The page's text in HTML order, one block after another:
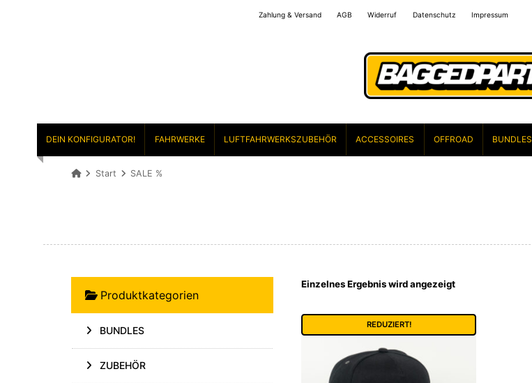
Zahlung & Versand AGB Widerruf Datenschutz Impressum
DEIN KONFIGURATOR! FAHRWERKE LUFTFAHRWERKSZUBEHÖR ACCESSOIRES OFFROAD BUNDLES
Start SALE %
Einzelnes Ergebnis wird angezeigt
REDUZIERT!
Produktkategorien
BUNDLES
ZUBEHÖR